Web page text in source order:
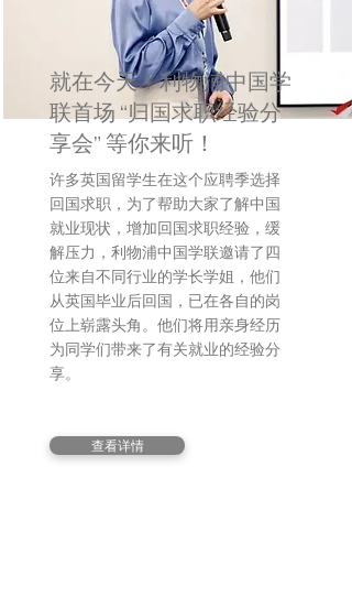
许多英国留学生在这个应聘季选择
回国求职，为了帮助大家了解中国
就业现状，增加回国求职经验，缓
解压力，利物浦中国学联邀请了四
位来自不同行业的学长学姐，他们
从英国毕业后回国，已在各自的岗
位上崭露头角。他们将用亲身经历
为同学们带来了有关就业的经验分
享。
查看详情
就在今天！利物浦中国学
联首场 “归国求职经验分
享会” 等你来听！